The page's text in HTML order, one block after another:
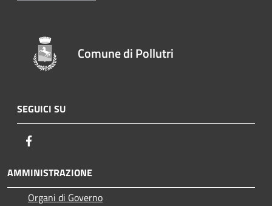
Comune di Pollutri
SEGUICI SU
AMMINISTRAZIONE
Organi di Governo